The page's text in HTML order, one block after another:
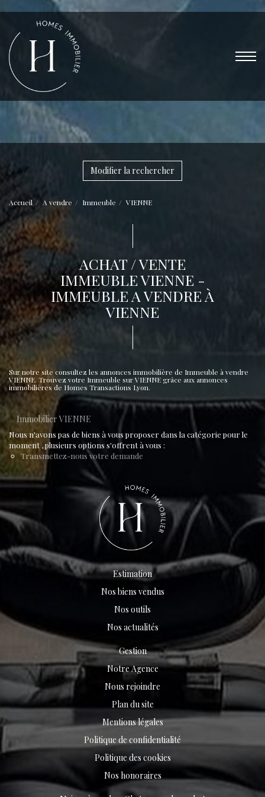
Modifier la rechercher
Accueil A vendre Immeuble VIENNE
ACHAT / VENTE
IMMEUBLE VIENNE -
IMMEUBLE A VENDRE À
VIENNE
Sur notre site consultez les annonces immobilière de Immeuble à vendre
VIENNE. Trouvez votre Immeuble sur VIENNE grâce aux annonces
immobilières de Homes Transactions Lyon.
Immobilier VIENNE
Nous n'avons pas de biens à vous proposer dans la catégorie pour le
moment , plusieurs options s'offrent à vous :
Transmettez-nous votre demande
Estimation
Nos biens vendus
Nos outils
Nos actualités
Gestion
Notre Agence
Nous rejoindre
Plan du site
Mentions légales
Politique de confidentialité
Politique des cookies
Nos honoraires